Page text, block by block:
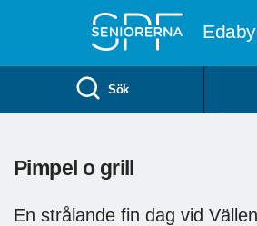
Sök
Pimpel o grill
En strålande fin dag vid